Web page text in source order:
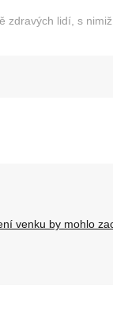
zdravých lidí, s
venku by mohlo